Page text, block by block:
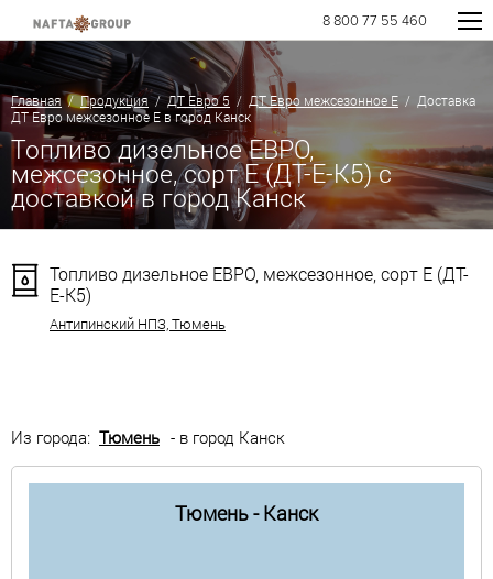
8 800 77 55 460
Главная/Продукция/ДТ Евро 5 / ДТ Евро межсезонное Е / Доставка
ДТ Евро межсезонное Е в город Канск
Топливо дизельное ЕВРО,
межсезонное, сорт Е (ДТ-Е-К5) с
доставкой в город Канск
Топливо дизельное ЕВРО, межсезонное, сорт Е (ДТ-
Е-К5)
Антипинский НПЗ, Тюмень
Из города: Тюмень - в город Канск
Тюмень - Канск